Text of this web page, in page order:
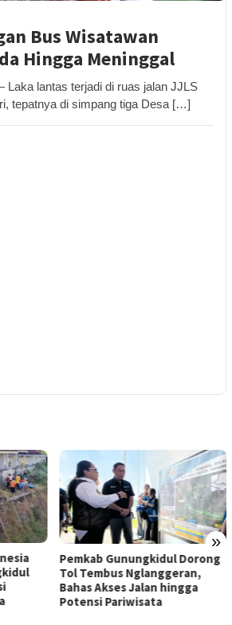
Bus Wisatawan
Hingga Meninggal
lantas terjadi di ruas jalan JJLS
tepatnya di simpang tiga Desa […]
»
Pemkab Gunungkidul Dorong
Tol Tembus Nglanggeran,
Bahas Akses Jalan hingga
Potensi Pariwisata